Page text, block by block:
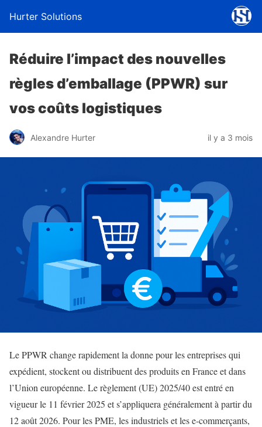
Hurter Solutions
Réduire l’impact des nouvelles
règles d’emballage (PPWR) sur
vos coûts logistiques
Alexandre Hurter il y a 3 mois
Le PPWR change rapidement la donne pour les entreprises qui
expédient, stockent ou distribuent des produits en France et dans
l’Union européenne. Le règlement (UE) 2025/40 est entré en
vigueur le 11 février 2025 et s’appliquera généralement à partir du
12 août 2026. Pour les PME, les industriels et les e-commerçants,